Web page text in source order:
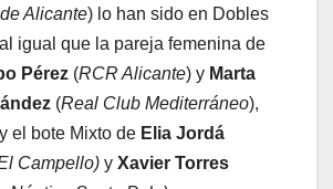
Alicante) lo han sido en Dobles
igual que la pareja femenina de
Pérez (RCR Alicante) y Marta
(Real Club Mediterráneo),
el bote Mixto de Elia Jordá
Campello) y Xavier Torres